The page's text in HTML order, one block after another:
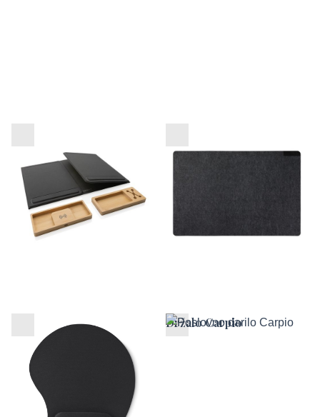
pisalne mize Impact
VINGA
Ergonomska podloga za
miško
Držalo Carpio